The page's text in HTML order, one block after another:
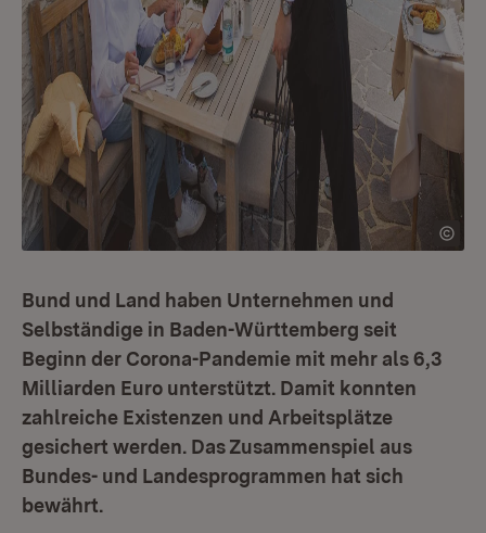
Bund und Land haben Unternehmen und
Selbständige in Baden-Württemberg seit
Beginn der Corona-Pandemie mit mehr als 6,3
Milliarden Euro unterstützt. Damit konnten
zahlreiche Existenzen und Arbeitsplätze
gesichert werden. Das Zusammenspiel aus
Bundes- und Landesprogrammen hat sich
bewährt.